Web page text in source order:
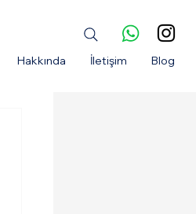
Hakkında İletişim Blog